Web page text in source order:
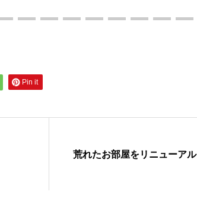
Pin it
荒れたお部屋をリニューアル